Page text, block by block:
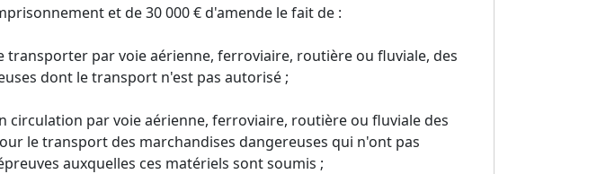
et de 30 000 € d'amende le fait de :
transporter par voie aérienne, ferroviaire, routière ou fluviale, des
dont le transport n'est pas autorisé ;
circulation par voie aérienne, ferroviaire, routière ou fluviale des
le transport des marchandises dangereuses qui n'ont pas
auxquelles ces matériels sont soumis ;